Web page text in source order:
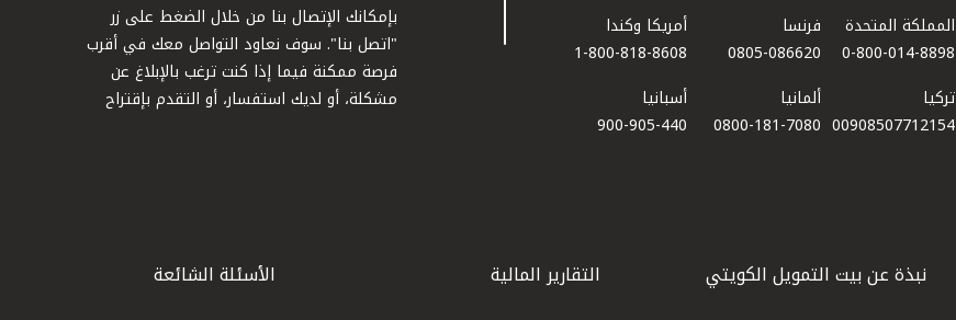
المملكة المتحدة
0-800-014-8898
فرنسا
0805-086620
أمريكا وكندا
1-800-818-8608
تركيا
00908507712154​
ألمانيا
0800-181-7080
أسبانيا
900-905-440
بإمكانك الإتصال بنا من خلال الضغط على زر
"اتصل بنا". سوف نعاود التواصل معك في أقرب
فرصة ممكنة فيما إذا كنت ترغب بالإبلاغ عن
مشكلة، أو لديك استفسار، أو التقدم بإقتراح
نبذة عن بيت التمويل الكويتي
التقارير المالية
الأسئلة الشائعة